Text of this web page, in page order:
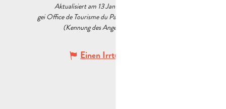
Aktualisiert am 13 Januar 2026 Um 14:30
gei Office de Tourisme du Pays d’Aubagne et de l’Étoile
(Kennung des Angebots :
Einen Irrtum angeben